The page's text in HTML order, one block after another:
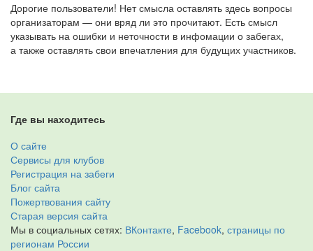
Дорогие пользователи! Нет смысла оставлять здесь вопросы
организаторам — они вряд ли это прочитают. Есть смысл
указывать на ошибки и неточности в инфомации о забегах,
а также оставлять свои впечатления для будущих участников.
Где вы находитесь
О сайте
Сервисы для клубов
Регистрация на забеги
Блог сайта
Пожертвования сайту
Старая версия сайта
Мы в социальных сетях: ВКонтакте, Facebook, страницы по
регионам России